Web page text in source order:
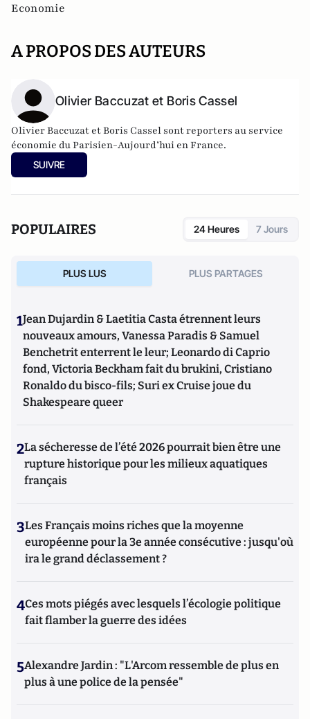
Economie
A PROPOS DES AUTEURS
Olivier Baccuzat et Boris Cassel
Olivier Baccuzat et Boris Cassel sont reporters au service
économie du Parisien-Aujourd’hui en France.
SUIVRE
POPULAIRES 24 Heures 7 Jours
PLUS LUS PLUS PARTAGES
1Jean Dujardin & Laetitia Casta étrennent leurs
nouveaux amours, Vanessa Paradis & Samuel
Benchetrit enterrent le leur; Leonardo di Caprio
fond, Victoria Beckham fait du brukini, Cristiano
Ronaldo du bisco-fils; Suri ex Cruise joue du
Shakespeare queer
2La sécheresse de l’été 2026 pourrait bien être une
rupture historique pour les milieux aquatiques
français
3Les Français moins riches que la moyenne
européenne pour la 3e année consécutive : jusqu'où
ira le grand déclassement ?
4Ces mots piégés avec lesquels l’écologie politique
fait flamber la guerre des idées
5Alexandre Jardin : "L'Arcom ressemble de plus en
plus à une police de la pensée"